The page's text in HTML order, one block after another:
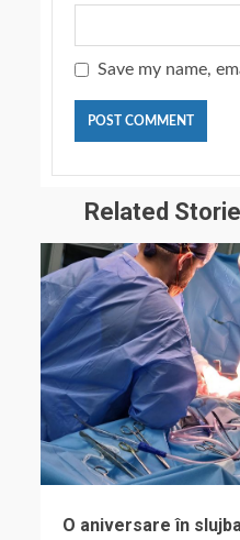
Save my name,
Related
O aniversare în